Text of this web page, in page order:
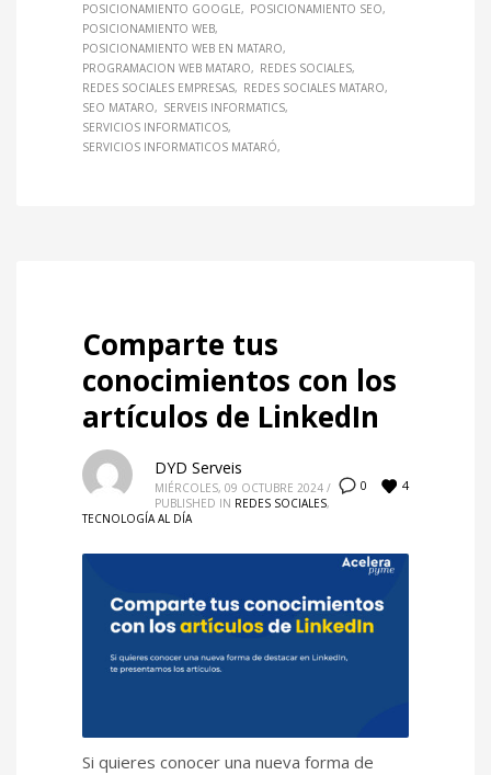
POSICIONAMIENTO GOOGLE
POSICIONAMIENTO SEO
POSICIONAMIENTO WEB
POSICIONAMIENTO WEB EN MATARO
PROGRAMACION WEB MATARO
REDES SOCIALES
REDES SOCIALES EMPRESAS
REDES SOCIALES MATARO
SEO MATARO
SERVEIS INFORMATICS
SERVICIOS INFORMATICOS
SERVICIOS INFORMATICOS MATARÓ
Comparte tus
conocimientos con los
artículos de LinkedIn
0 4
DYD Serveis
MIÉRCOLES, 09 OCTUBRE 2024 /
PUBLISHED IN REDES SOCIALES,
TECNOLOGÍA AL DÍA
Si quieres conocer una nueva forma de